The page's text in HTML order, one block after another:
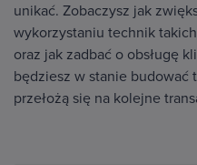
unikać. Zobaczysz jak
wykorzystaniu technik
oraz jak zadbać o obsługę
będziesz w stanie budować
przełożą się na kolejne